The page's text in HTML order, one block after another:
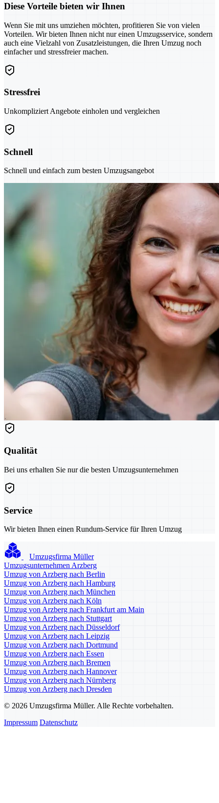
Diese Vorteile bieten wir Ihnen
Wenn Sie mit uns umziehen möchten, profitieren Sie von vielen
Vorteilen. Wir bieten Ihnen nicht nur einen Umzugsservice, sondern
auch eine Vielzahl von Zusatzleistungen, die Ihren Umzug noch
einfacher und stressfreier machen.
Stressfrei
Unkompliziert Angebote einholen und vergleichen
Schnell
Schnell und einfach zum besten Umzugsangebot
Qualität
Bei uns erhalten Sie nur die besten Umzugsunternehmen
Service
Wir bieten Ihnen einen Rundum-Service für Ihren Umzug
Umzugsfirma Müller
Umzugsunternehmen Arzberg
Umzug von Arzberg nach Berlin
Umzug von Arzberg nach Hamburg
Umzug von Arzberg nach München
Umzug von Arzberg nach Köln
Umzug von Arzberg nach Frankfurt am Main
Umzug von Arzberg nach Stuttgart
Umzug von Arzberg nach Düsseldorf
Umzug von Arzberg nach Leipzig
Umzug von Arzberg nach Dortmund
Umzug von Arzberg nach Essen
Umzug von Arzberg nach Bremen
Umzug von Arzberg nach Hannover
Umzug von Arzberg nach Nürnberg
Umzug von Arzberg nach Dresden
© 2026 Umzugsfirma Müller. Alle Rechte vorbehalten.
Impressum Datenschutz